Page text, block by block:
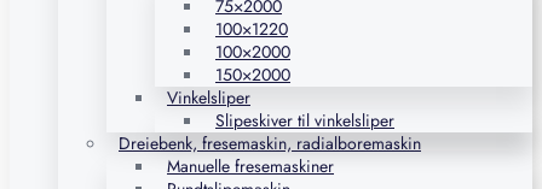
75×2000
100×1220
100×2000
150×2000
Vinkelsliper
Slipeskiver til vinkelsliper
Dreiebenk, fresemaskin, radialboremaskin
Manuelle fresemaskiner